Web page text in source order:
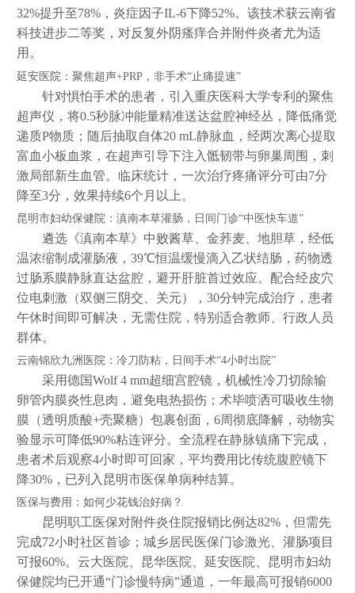
32%提升至78%，炎症因子IL-6下降52%。该技术获云南省
科技进步二等奖，对反复外阴瘙痒合并附件炎者尤为适
用。
延安医院：聚焦超声+PRP，非手术“止痛提速”
针对惧怕手术的患者，引入重庆医科大学专利的聚焦
超声仪，将0.5秒脉冲能量精准送达盆腔神经丛，降低痛觉
递质P物质；随后抽取自体20 mL静脉血，经两次离心提取
富血小板血浆，在超声引导下注入骶韧带与卵巢周围，刺
激局部新生血管。临床统计，一次治疗疼痛评分可由7分
降至3分，效果持续6个月以上。
昆明市妇幼保健院：滇南本草灌肠，日间门诊“中医快车道”
遴选《滇南本草》中败酱草、金荞麦、地胆草，经低
温浓缩制成灌肠液，39℃恒温缓慢滴入乙状结肠，药物透
过肠系膜静脉直达盆腔，避开肝脏首过效应。配合经皮穴
位电刺激（双侧三阴交、关元），30分钟完成治疗，患者
午休时间即可解决，无需住院，特别适合教师、行政人员
群体。
云南锦欣九洲医院：冷刀防粘，日间手术“4小时出院”
采用德国Wolf 4 mm超细宫腔镜，机械性冷刀切除输
卵管内膜炎性息肉，避免电热损伤；术毕喷洒可吸收生物
膜（透明质酸+壳聚糖）包裹创面，6周彻底降解，动物实
验显示可降低90%粘连评分。全流程在静脉镇痛下完成，
患者术后观察4小时即可回家，平均费用比传统腹腔镜下
降30%，已列入昆明市医保单病种结算。
医保与费用：如何少花钱治好病？
昆明职工医保对附件炎住院报销比例达82%，但需先
完成72小时社区首诊；城乡居民医保门诊激光、灌肠项目
可报60%。云大医院、昆华医院、延安医院、昆明市妇幼
保健院均已开通“门诊慢特病”通道，一年最高可报销6000